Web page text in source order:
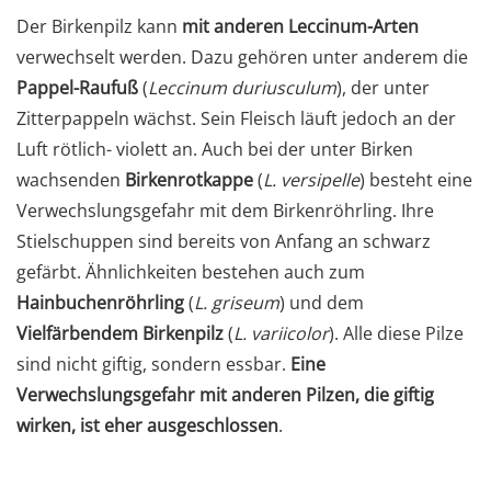
Der Birkenpilz kann mit anderen Leccinum-Arten
verwechselt werden. Dazu gehören unter anderem die
Pappel-Raufuß(Leccinum duriusculum), der unter
Zitterpappeln wächst. Sein Fleisch läuft jedoch an der
Luft rötlich- violett an. Auch bei der unter Birken
wachsenden Birkenrotkappe(L. versipelle) besteht eine
Verwechslungsgefahr mit dem Birkenröhrling. Ihre
Stielschuppen sind bereits von Anfang an schwarz
gefärbt. Ähnlichkeiten bestehen auch zum
Hainbuchenröhrling(L. griseum) und dem
Vielfärbendem Birkenpilz(L. variicolor). Alle diese Pilze
sind nicht giftig, sondern essbar. Eine
Verwechslungsgefahr mit anderen Pilzen, die giftig
wirken, ist eher ausgeschlossen.